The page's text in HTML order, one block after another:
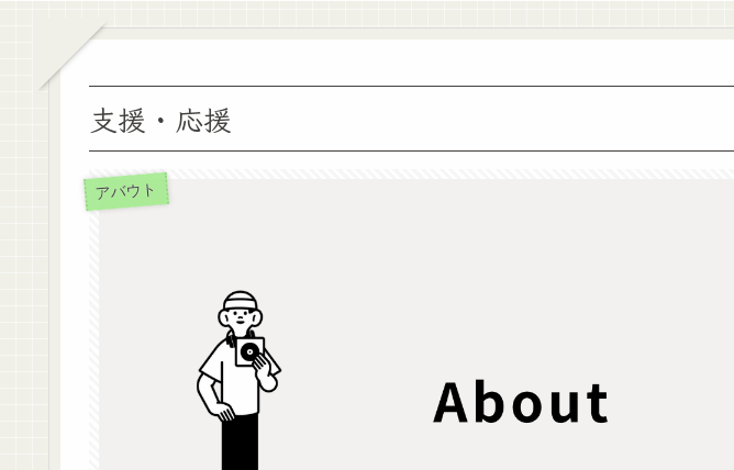
支援・応援
アバウト